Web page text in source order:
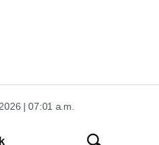
| 07:01 a.m.